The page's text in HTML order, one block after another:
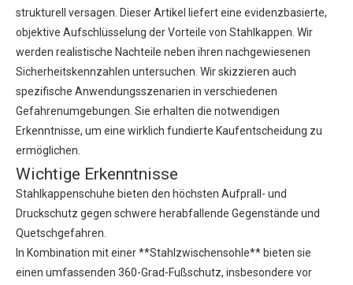
strukturell versagen. Dieser Artikel liefert eine evidenzbasierte,
objektive Aufschlüsselung der Vorteile von Stahlkappen. Wir
werden realistische Nachteile neben ihren nachgewiesenen
Sicherheitskennzahlen untersuchen. Wir skizzieren auch
spezifische Anwendungsszenarien in verschiedenen
Gefahrenumgebungen. Sie erhalten die notwendigen
Erkenntnisse, um eine wirklich fundierte Kaufentscheidung zu
ermöglichen.
Wichtige Erkenntnisse
Stahlkappenschuhe bieten den höchsten Aufprall- und
Druckschutz gegen schwere herabfallende Gegenstände und
Quetschgefahren.
In Kombination mit einer **Stahlzwischensohle** bieten sie
einen umfassenden 360-Grad-Fußschutz, insbesondere vor